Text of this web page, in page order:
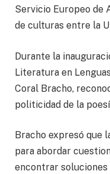
Servicio Europeo de
de culturas entre la
Durante la
Literatura en
Coral Bracho,
politicidad de la
Bracho expresó que
para abordar
encontrar soluciones